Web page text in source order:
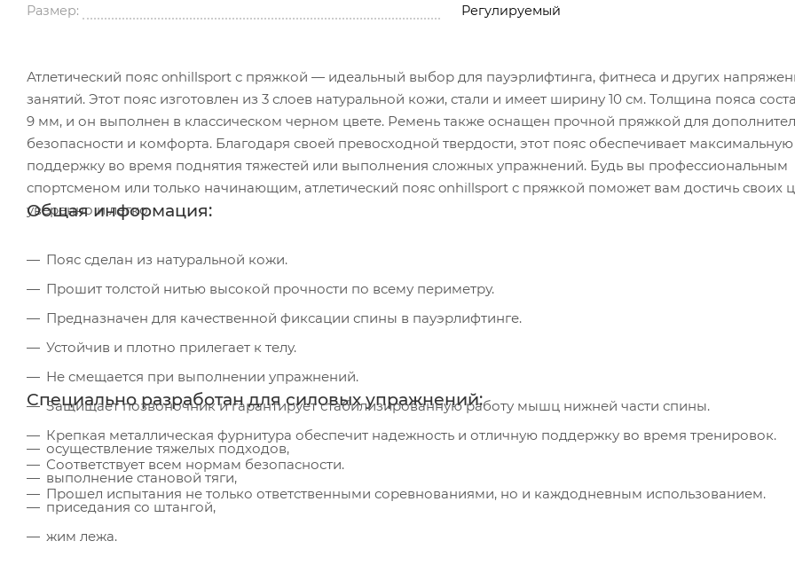
Размер: Регулируемый
Атлетический пояс onhillsport с пряжкой — идеальный выбор для пауэрлифтинга, фитнеса и других
занятий. Этот пояс изготовлен из 3 слоев натуральной кожи, стали и имеет ширину 10 см. Толщина пояса
9 мм, и он выполнен в классическом черном цвете. Ремень также оснащен прочной пряжкой для
безопасности и комфорта. Благодаря своей превосходной твердости, этот пояс обеспечивает максимальную
поддержку во время поднятия тяжестей или выполнения сложных упражнений. Будь вы профессиональным
спортсменом или только начинающим, атлетический пояс onhillsport с пряжкой поможет вам достичь своих
уверенно и легко.
Общая информация:
Пояс сделан из натуральной кожи.
Прошит толстой нитью высокой прочности по всему периметру.
Предназначен для качественной фиксации спины в пауэрлифтинге.
Устойчив и плотно прилегает к телу.
Не смещается при выполнении упражнений.
Защищает позвоночник и гарантирует стабилизированную работу мышц нижней части спины.
Крепкая металлическая фурнитура обеспечит надежность и отличную поддержку во время тренировок.
Соответствует всем нормам безопасности.
Прошел испытания не только ответственными соревнованиями, но и каждодневным использованием.
Специально разработан для силовых упражнений:
осуществление тяжелых подходов,
выполнение становой тяги,
приседания со штангой,
жим лежа.